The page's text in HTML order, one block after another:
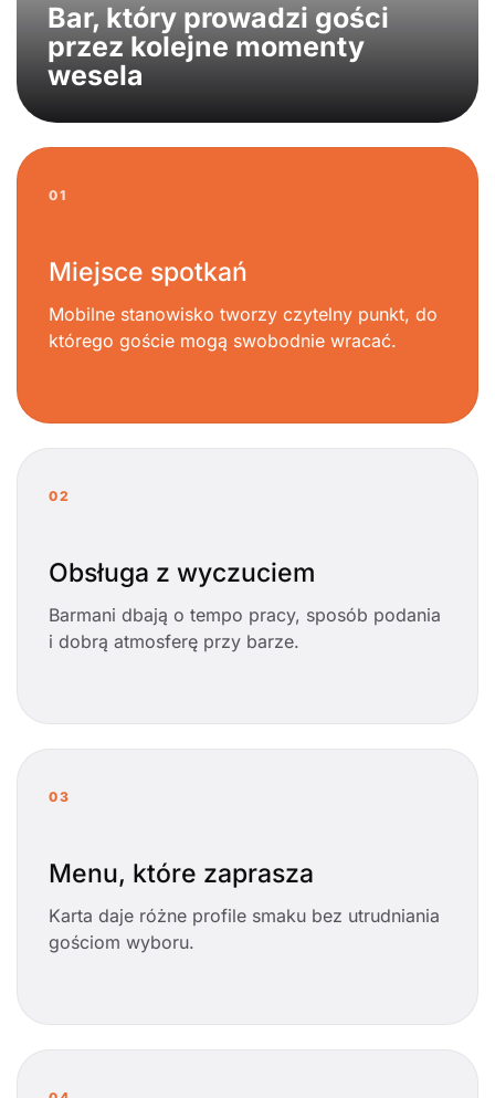
Bar, który prowadzi gości
przez kolejne momenty
wesela
01
Miejsce spotkań
Mobilne stanowisko tworzy czytelny punkt, do
którego goście mogą swobodnie wracać.
02
Obsługa z wyczuciem
Barmani dbają o tempo pracy, sposób podania
i dobrą atmosferę przy barze.
03
Menu, które zaprasza
Karta daje różne profile smaku bez utrudniania
gościom wyboru.